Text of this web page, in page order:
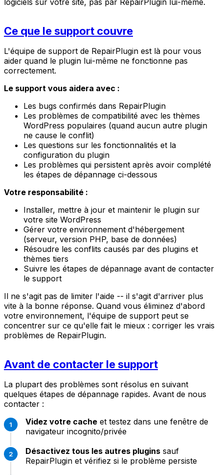
Ce que le support couvre
L'équipe de support de RepairPlugin est là pour vous
aider quand le plugin lui-même ne fonctionne pas
correctement.
Le support vous aidera avec :
Les bugs confirmés dans RepairPlugin
Les problèmes de compatibilité avec les thèmes
WordPress populaires (quand aucun autre plugin
ne cause le conflit)
Les questions sur les fonctionnalités et la
configuration du plugin
Les problèmes qui persistent après avoir complété
les étapes de dépannage ci-dessous
Votre responsabilité :
Installer, mettre à jour et maintenir le plugin sur
votre site WordPress
Gérer votre environnement d'hébergement
(serveur, version PHP, base de données)
Résoudre les conflits causés par des plugins et
thèmes tiers
Suivre les étapes de dépannage avant de contacter
le support
Il ne s'agit pas de limiter l'aide -- il s'agit d'arriver plus
vite à la bonne réponse. Quand vous éliminez d'abord
votre environnement, l'équipe de support peut se
concentrer sur ce qu'elle fait le mieux : corriger les vrais
problèmes de RepairPlugin.
Avant de contacter le support
La plupart des problèmes sont résolus en suivant
quelques étapes de dépannage rapides. Avant de nous
contacter :
Videz votre cache et testez dans une fenêtre de
navigateur incognito/privée
Désactivez tous les autres plugins sauf
RepairPlugin et vérifiez si le problème persiste